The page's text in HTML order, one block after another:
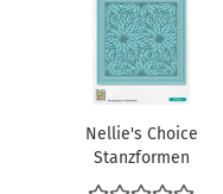
Nellie's Choice
Stanzformen
Weihnachtssterne